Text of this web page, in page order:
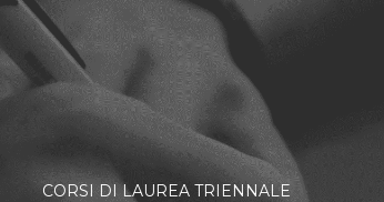
CORSI DI LAUREA TRIENNALE